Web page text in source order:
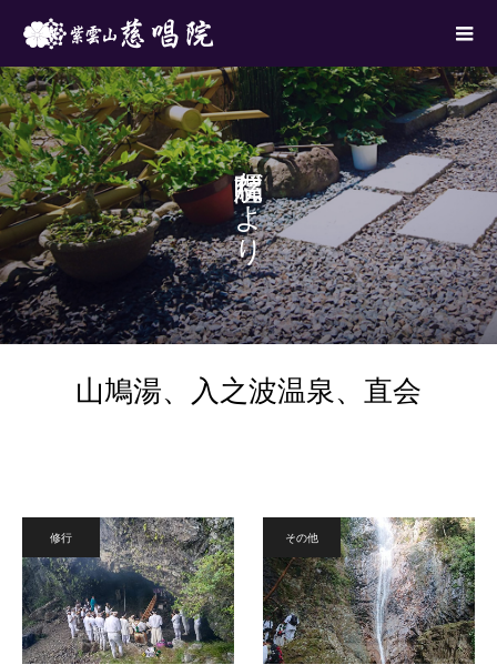
慈唱院だより
山鳩湯、入之波温泉、直会
修行 その他